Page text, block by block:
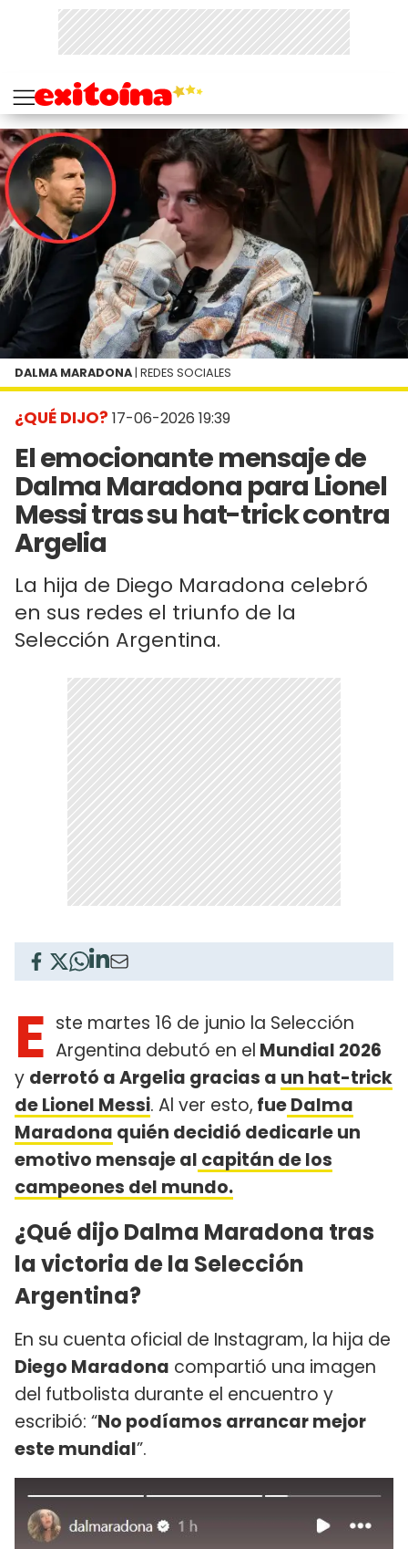
¿QUÉ DIJO? 17-06-2026 19:39
El emocionante mensaje de
Dalma Maradona para Lionel
Messi tras su hat-trick contra
Argelia
La hija de Diego Maradona celebró
en sus redes el triunfo de la
Selección Argentina.
DALMA MARADONA | REDES SOCIALES
E ste martes 16 de junio la Selección
Argentina debutó en el Mundial 2026
y derrotó a Argelia gracias a un hat-trick
de Lionel Messi. Al ver esto, fueDalma
Maradona quién decidió dedicarle un
emotivo mensaje al capitán de los
campeones del mundo.
¿Qué dijo Dalma Maradona tras
la victoria de la Selección
Argentina?
En su cuenta oficial de Instagram, la hija de
Diego Maradona compartió una imagen
del futbolista durante el encuentro y
escribió: “No podíamos arrancar mejor
este mundial”.